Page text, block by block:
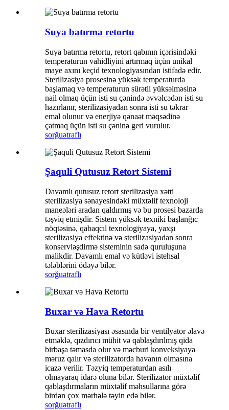
Suya batırma retortu
Suya batırma retortu, retort qabının içərisindəki
temperaturun vahidliyini artırmaq üçün unikal
maye axını keçid texnologiyasından istifadə edir.
Sterilizasiya prosesinə yüksək temperaturda
başlamaq və temperaturun sürətli yüksəlməsinə
nail olmaq üçün isti su çənində əvvəlcədən isti su
hazırlanır, sterilizasiyadan sonra isti su təkrar
emal olunur və enerjiyə qənaət məqsədinə
çatmaq üçün isti su çəninə geri vurulur.
sorğuətraflı
Şaquli Qutusuz Retort Sistemi
Davamlı qutusuz retort sterilizasiya xətti
sterilizasiya sənayesindəki müxtəlif texnoloji
maneələri aradan qaldırmış və bu prosesi bazarda
təşviq etmişdir. Sistem yüksək texniki başlanğıc
nöqtəsinə, qabaqcıl texnologiyaya, yaxşı
sterilizasiya effektinə və sterilizasiyadan sonra
konservləşdirmə sisteminin sadə quruluşuna
malikdir. Davamlı emal və kütləvi istehsal
tələblərini ödəyə bilər.
sorğuətraflı
Buxar və Hava Retortu
Buxar sterilizasiyası əsasında bir ventilyator əlavə
etməklə, qızdırıcı mühit və qablaşdırılmış qida
birbaşa təmasda olur və məcburi konveksiyaya
məruz qalır və sterilizatorda havanın olmasına
icazə verilir. Təzyiq temperaturdan asılı
olmayaraq idarə oluna bilər. Sterilizator müxtəlif
qablaşdırmaların müxtəlif məhsullarına görə
birdən çox mərhələ təyin edə bilər.
sorğuətraflı